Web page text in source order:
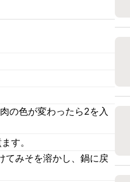
の色が変わったら2を入
す。
てみそを溶かし、鍋に戻